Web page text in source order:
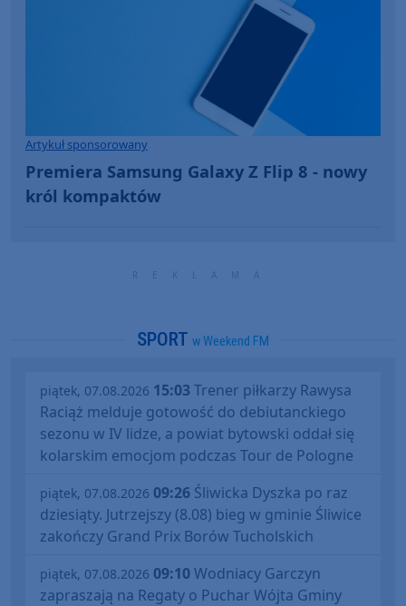
Artykuł sponsorowany
Premiera Samsung Galaxy Z Flip 8 - nowy
król kompaktów
SPORT w Weekend FM
piątek, 07.08.2026 15:03Trener piłkarzy Rawysa
Raciąż melduje gotowość do debiutanckiego
sezonu w IV lidze, a powiat bytowski oddał się
kolarskim emocjom podczas Tour de Pologne
piątek, 07.08.2026 09:26 Śliwicka Dyszka po raz
dziesiąty. Jutrzejszy (8.08) bieg w gminie Śliwice
zakończy Grand Prix Borów Tucholskich
piątek, 07.08.2026 09:10Wodniacy Garczyn
zapraszają na Regaty o Puchar Wójta Gminy